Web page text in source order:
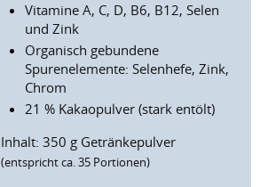
Vitamine A, C, D, B6, B12, Selen
und Zink
Organisch gebundene
Spurenelemente: Selenhefe, Zink,
Chrom
21 % Kakaopulver (stark entölt)
Inhalt: 350 g Getränkepulver
(entspricht ca. 35 Portionen)